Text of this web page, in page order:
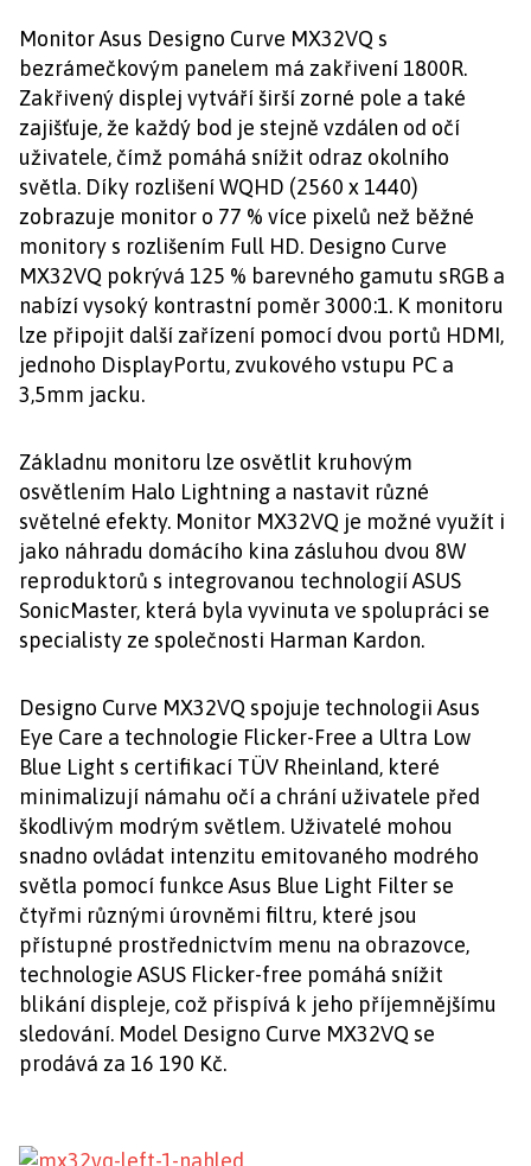
Monitor Asus Designo Curve MX32VQ s
bezrámečkovým panelem má zakřivení 1800R.
Zakřivený displej vytváří širší zorné pole a také
zajišťuje, že každý bod je stejně vzdálen od očí
uživatele, čímž pomáhá snížit odraz okolního
světla. Díky rozlišení WQHD (2560 x 1440)
zobrazuje monitor o 77 % více pixelů než běžné
monitory s rozlišením Full HD. Designo Curve
MX32VQ pokrývá 125 % barevného gamutu sRGB a
nabízí vysoký kontrastní poměr 3000:1. K monitoru
lze připojit další zařízení pomocí dvou portů HDMI,
jednoho DisplayPortu, zvukového vstupu PC a
3,5mm jacku.
Základnu monitoru lze osvětlit kruhovým
osvětlením Halo Lightning a nastavit různé
světelné efekty. Monitor MX32VQ je možné využít i
jako náhradu domácího kina zásluhou dvou 8W
reproduktorů s integrovanou technologií ASUS
SonicMaster, která byla vyvinuta ve spolupráci se
specialisty ze společnosti Harman Kardon.
Designo Curve MX32VQ spojuje technologii Asus
Eye Care a technologie Flicker-Free a Ultra Low
Blue Light s certifikací TÜV Rheinland, které
minimalizují námahu očí a chrání uživatele před
škodlivým modrým světlem. Uživatelé mohou
snadno ovládat intenzitu emitovaného modrého
světla pomocí funkce Asus Blue Light Filter se
čtyřmi různými úrovněmi filtru, které jsou
přístupné prostřednictvím menu na obrazovce,
technologie ASUS Flicker-free pomáhá snížit
blikání displeje, což přispívá k jeho příjemnějšímu
sledování. Model Designo Curve MX32VQ se
prodává za 16 190 Kč.